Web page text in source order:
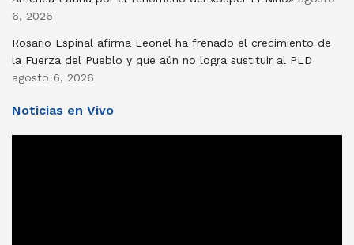
6, 2026
Rosario Espinal afirma Leonel ha frenado el crecimiento de
la Fuerza del Pueblo y que aún no logra sustituir al PLD
agosto 6, 2026
Noticias en Vivo